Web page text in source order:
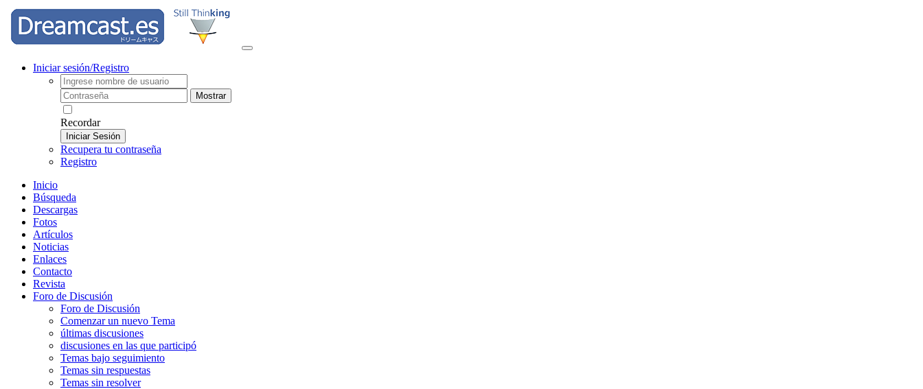
Iniciar sesión/Registro
Mostrar
Recordar
Iniciar Sesión
Recupera tu contraseña
Registro
Inicio
Búsqueda
Descargas
Fotos
Artículos
Noticias
Enlaces
Contacto
Revista
Foro de Discusión
Foro de Discusión
Comenzar un nuevo Tema
últimas discusiones
discusiones en las que participó
Temas bajo seguimiento
Temas sin respuestas
Temas sin resolver